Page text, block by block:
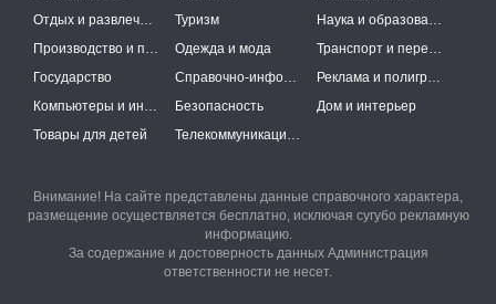
Отдых и развлечения
Туризм
Наука и образование
Производство и поставки
Одежда и мода
Транспорт и перевозки
Государство
Справочно-информационные системы
Реклама и полиграфия
Компьютеры и интернет
Безопасность
Дом и интерьер
Товары для детей
Телекоммуникации и связь
Внимание! На сайте представлены данные справочного характера,
размещение осуществляется бесплатно, исключая сугубо рекламную
информацию.
За содержание и достоверность данных Администрация
ответственности не несет.